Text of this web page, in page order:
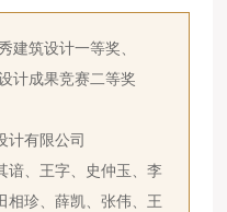
建筑设计一等奖、
计成果竞赛二等奖
计有限公司
谙、王字、史仲玉、李
相珍、薛凯、张伟、王